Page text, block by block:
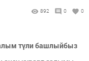
892 0 0
түли башлыйбыз